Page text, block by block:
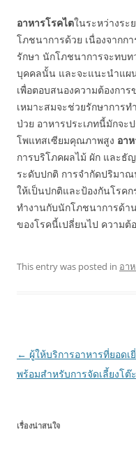
อาหารโรคไตในระหว่างระ
โภชนาการด้วย เนื่องจากก
รักษา นักโภชนาการจะทบ
บุคคลนั้น และจะแนะนำแผ
เพื่อตอบสนองความต้องกา
เหมาะสมจะช่วยรักษาการ
ป่วย อาหารประเภทนี้มักจะ
โพแทสเซียมคุณภาพสูง อา
การบริโภคผลไม้ ผัก และ
ระดับปกติ การจำกัดปริมา
ให้เป็นปกติและป้องกันโรค
ทำงานกับนักโภชนาการด้า
ของโรคนี้เปลี่ยนไป ความต้
This entry was posted in อา
Post
navigation
← ผู้ให้บริการอาหารที่ยอดเ
พร้อมสำหรับการจัดเลี้ยงโต๊
เรื่องน่าสนใจ